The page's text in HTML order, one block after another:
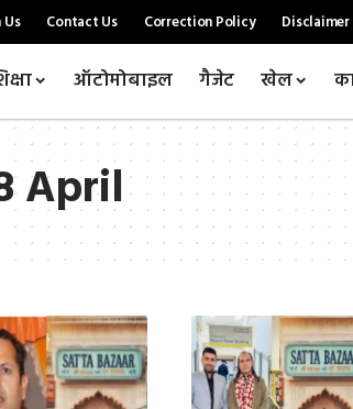
Contact Us Correction Policy
ऑटोमोबाइल गैजेट खेल
April